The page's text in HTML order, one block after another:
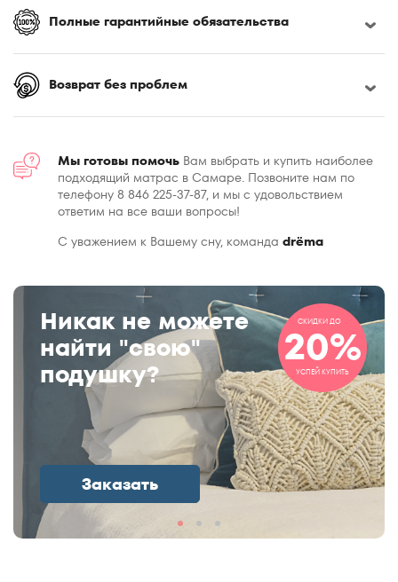
Полные гарантийные обязательства
Возврат без проблем
Мы готовы помочь Вам выбрать и купить наиболее
подходящий матрас в Самаре. Позвоните нам по
телефону 8 846 225-37-87, и мы с удовольствием
ответим на все ваши вопросы!
С уважением к Вашему сну, команда drёma
Никак не можете
найти "свою"
подушку?
Заказать
СКИДКИ ДО
20%
УСПЕЙ КУПИТЬ